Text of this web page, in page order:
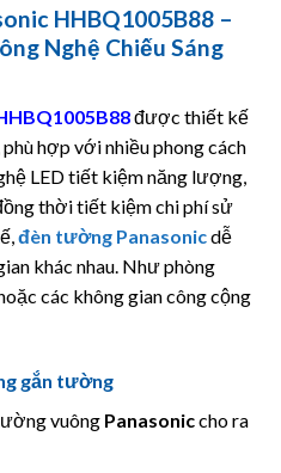
HHBQ1005B88 –
Nghệ Chiếu Sáng
được thiết kế
hợp với nhiều phong cách
LED tiết kiệm năng lượng,
thời tiết kiệm chi phí sử
đèn tường Panasonicdễ
khác nhau. Như phòng
các không gian công cộng
gắn tường
vuông Panasoniccho ra